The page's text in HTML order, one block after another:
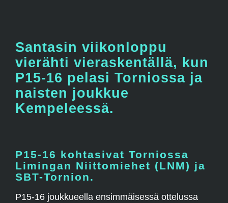
Santasin viikonloppu
vierähti vieraskentällä, kun
P15-16 pelasi Torniossa ja
naisten joukkue
Kempeleessä.
P15-16 kohtasivat Torniossa
Limingan Niittomiehet (LNM) ja
SBT-Tornion.
P15-16 joukkueella ensimmäisessä ottelussa